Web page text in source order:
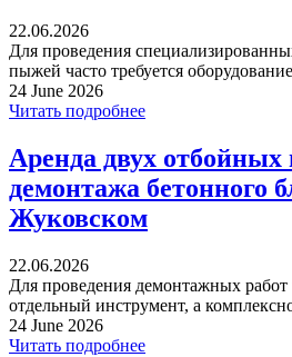
22.06.2026
Для проведения
пыжей часто требуется
24 June 2026
Читать подробнее
Аренда двух отбойных
демонтажа бетонного
Жуковском
22.06.2026
Для проведения демонтажных работ
отдельный инструмент, а
24 June 2026
Читать подробнее